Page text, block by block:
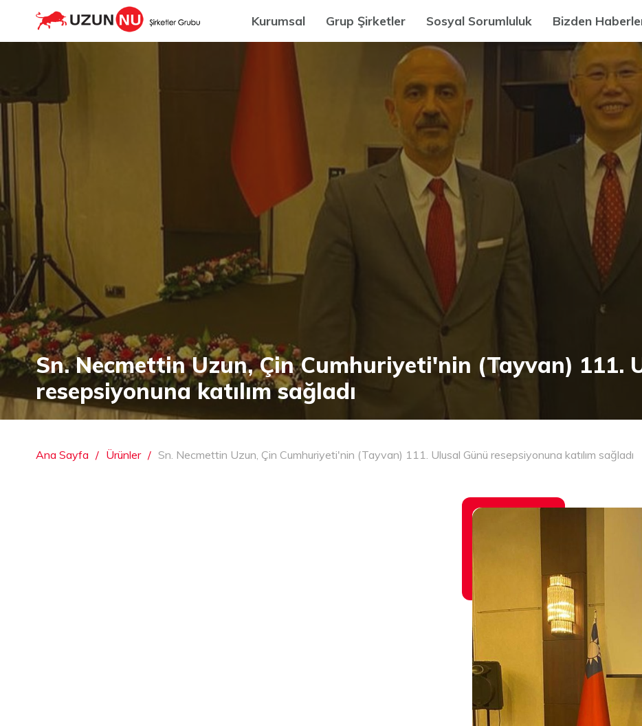
Kurumsal Grup Şirketler Sosyal Sorumluluk Bizden
Sn. Necmettin Uzun, Çin Cumhuriyeti'nin (Tayvan) 111.
resepsiyonuna katılım sağladı
Ana Sayfa Ürünler Sn. Necmettin Uzun, Çin Cumhuriyeti'nin (Tayvan) 111. Ulusal Günü resepsiyonuna katılım sağladı